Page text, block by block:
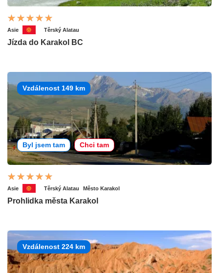
Asie Těrský Alatau
Jízda do Karakol BC
Vzdálenost 149 km
Byl jsem tam Chci tam
Asie Těrský Alatau Město Karakol
Prohlidka města Karakol
Vzdálenost 224 km